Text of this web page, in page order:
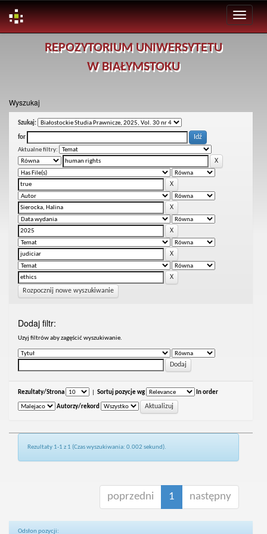
REPOZYTORIUM UNIWERSYTETU
W BIAŁYMSTOKU
Wyszukaj
Szukaj:
for
Aktualne filtry:
Rozpocznij nowe wyszukiwanie
Dodaj filtr:
Uzyj filtrów aby zagęścić wyszukiwanie.
Rezultaty/Strona Sortuj pozycje wg In order
Autorzy/rekord
Rezultaty 1-1 z 1 (Czas wyszukiwania: 0.002 sekund).
poprzedni 1 następny
Odsłon pozycji: